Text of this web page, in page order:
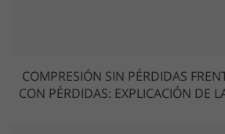
COMPRESIÓN SIN PÉRDIDAS
CON PÉRDIDAS: EXPLICACIÓN DE